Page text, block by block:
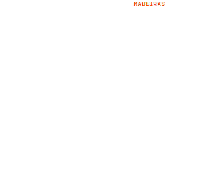
MADEIRAS